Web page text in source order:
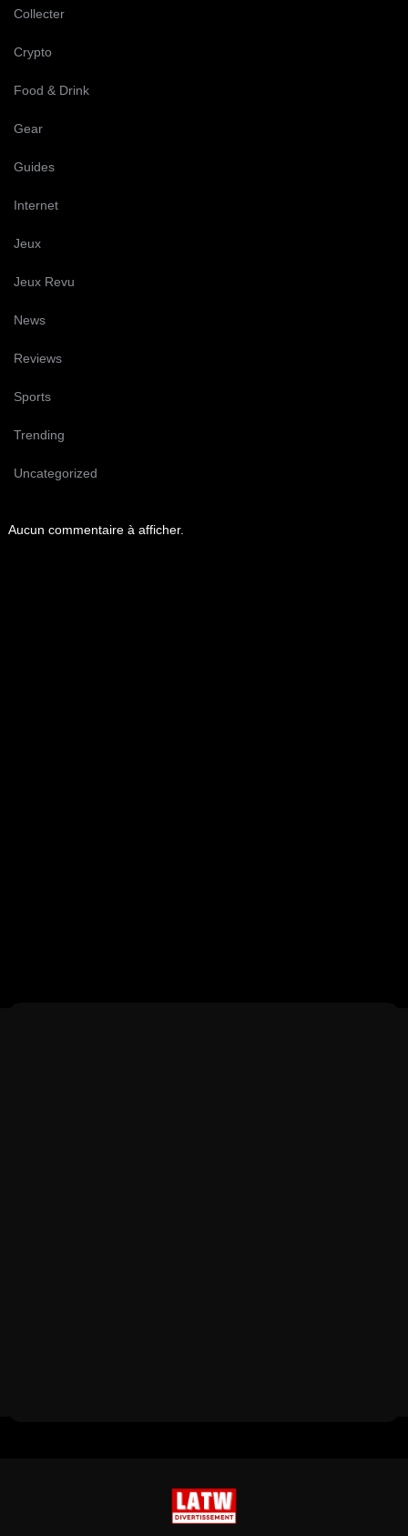
Collecter
Crypto
Food & Drink
Gear
Guides
Internet
Jeux
Jeux Revu
News
Reviews
Sports
Trending
Uncategorized
Aucun commentaire à afficher.